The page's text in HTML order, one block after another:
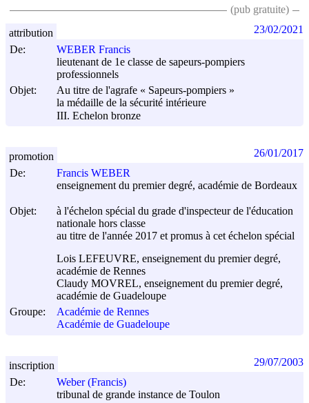
(pub gratuite)
De:
WEBER Francis
lieutenant de 1e classe de sapeurs-pompiers
professionnels
Objet:
Au titre de l'agrafe « Sapeurs-pompiers »
la médaille de la sécurité intérieure
III. Echelon bronze
attribution 23/02/2021
De:
Francis WEBER
enseignement du premier degré, académie de Bordeaux
Objet:
à l'échelon spécial du grade d'inspecteur de l'éducation
nationale hors classe
au titre de l'année 2017 et promus à cet échelon spécial
Lois LEFEUVRE, enseignement du premier degré,
académie de Rennes
Claudy MOVREL, enseignement du premier degré,
académie de Guadeloupe
Groupe:
Académie de Rennes
Académie de Guadeloupe
promotion 26/01/2017
De:
Weber (Francis)
tribunal de grande instance de Toulon
inscription 29/07/2003